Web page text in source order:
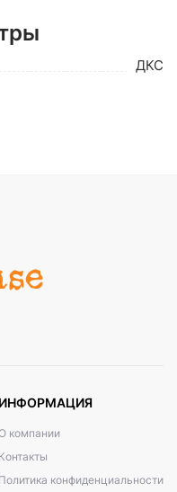
ДКС
ИНФОРМАЦИЯ
компании
Контакты
Политика конфиденциальности